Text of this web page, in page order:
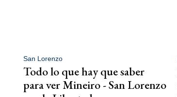
San Lorenzo
Todo lo que hay que saber
para ver Mineiro - San Lorenzo